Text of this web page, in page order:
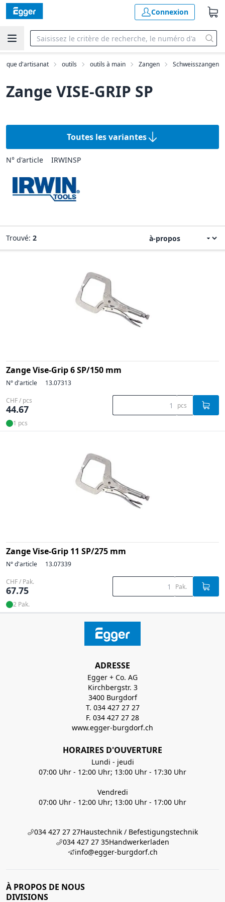
Connexion
d'artisanat outils outils à main Zangen Schweisszangen
Zange VISE-GRIP SP
Toutes les variantes
N° d'article IRWINSP
Trouvé: 2
Zange Vise-Grip 6 SP/150 mm
N° d'article 13.07313
CHF / pcs
44.67 pcs
1 pcs
Zange Vise-Grip 11 SP/275 mm
N° d'article 13.07339
CHF / Pak.
67.75 Pak.
2 Pak.
ADRESSE
Egger + Co. AG
Kirchbergstr. 3
3400 Burgdorf
T. 034 427 27 27
F. 034 427 27 28
www.egger-burgdorf.ch
HORAIRES D'OUVERTURE
Lundi - jeudi
07:00 Uhr - 12:00 Uhr; 13:00 Uhr - 17:30 Uhr
Vendredi
07:00 Uhr - 12:00 Uhr; 13:00 Uhr - 17:00 Uhr
034 427 27 27Haustechnik / Befestigungstechnik
034 427 27 35Handwerkerladen
info@egger-burgdorf.ch
À PROPOS DE NOUS
DIVISIONS